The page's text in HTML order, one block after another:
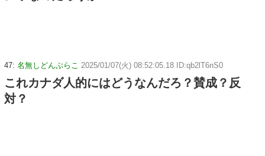
47: 名無しどんぶらこ 2025/01/07(火) 08:52:05.18 ID:qb2lT6nS0
これカナダ人的にはどうなんだろ？賛成？反
対？